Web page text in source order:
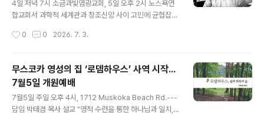
성도들과 목회자들이 참가해 예배와 찬양을 함께 하며 도
심 행진에도 대형트레일러 차량과 성극, 전통무용 등의 퍼
해 13회째인 ‘캐나다 국가기..
4일 저녁 7시 소금과빛염광교회, 5일 오후 2시 노스욕연
합교회서 과학적 세계관과 창조신앙 사이 고민에 균협잡힌
리천문학부 교수 초청 ‘과학시대의 신앙’ 강연이 7월4일
0 John St., Markham, ON L3R 2W4)에 이어 5일 주
일 오후 2시에는 노스욕 한인연합교회(담임 염웅 목사: 25
5 Finch Ave W, North York, ON M2R 1M8)에서 열
린다. 우종학 교수는 미국 예일대학교에서 박사 출신으로
2016년 ‘과학과 신학의 대화’를 설립해 과학과 신앙이 대
0 0 2026. 7. 3.
무스코카 영성의 집 ‘로뎀하우스’ 사역 시작...
7월5일 개원예배
7월5일 주일 오후 4시, 1712 Muskoka Beach Rd.---
담임 박태겸 목사 설교 "영적 수련을 통한 하나님과 일치,